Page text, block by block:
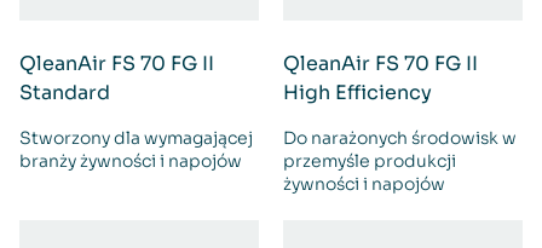
QleanAir FS 70 FG II
Standard
Stworzony dla wymagającej
branży żywności i napojów
QleanAir FS 70 FG II
High Efficiency
Do narażonych środowisk w
przemyśle produkcji
żywności i napojów